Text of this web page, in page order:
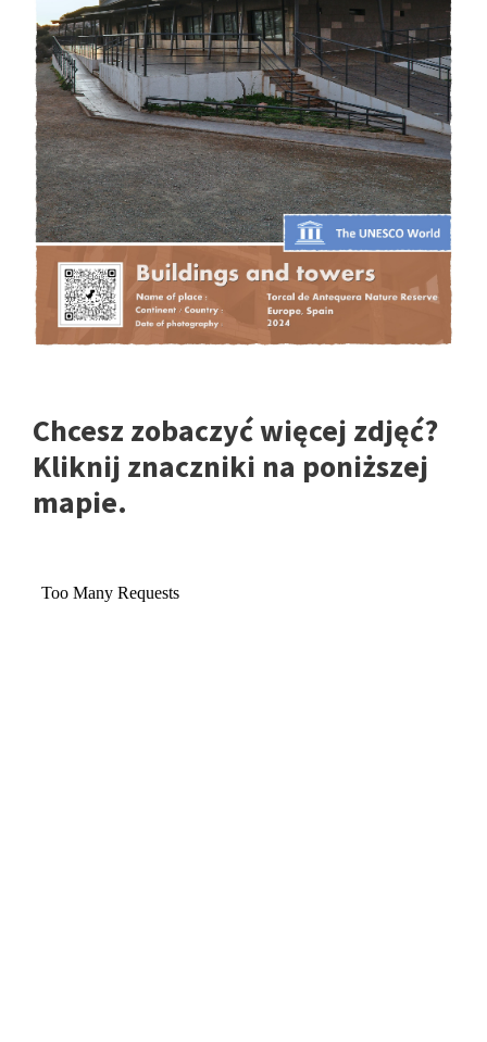
Chcesz zobaczyć więcej zdjęć?
Kliknij znaczniki na poniższej
mapie.